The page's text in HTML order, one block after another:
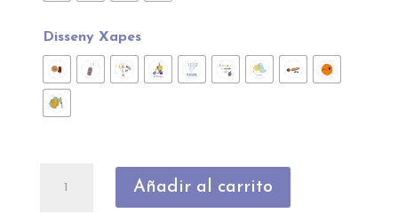
Disseny Xapes
Mallorca
Añadir al carrito